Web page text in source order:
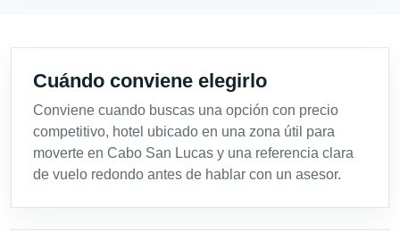
Cuándo conviene elegirlo
Conviene cuando buscas una opción con precio
competitivo, hotel ubicado en una zona útil para
moverte en Cabo San Lucas y una referencia clara
de vuelo redondo antes de hablar con un asesor.